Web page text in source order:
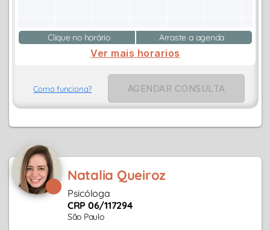
Clique no horário Arraste a agenda
Ver mais horarios
Como funciona? AGENDAR CONSULTA
Natalia Queiroz
Psicóloga
CRP 06/117294
São Paulo